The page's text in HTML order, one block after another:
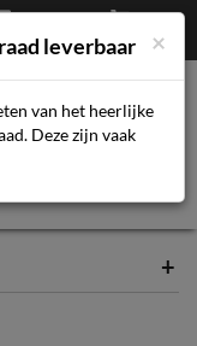
€0,00
Afrekenen
Mijn account
+
×
leverbaar
van het heerlijke
Deze zijn vaak